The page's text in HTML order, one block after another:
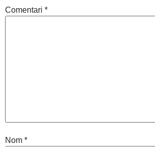
Comentari *
Nom *